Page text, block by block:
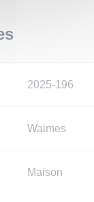
2025-196
Waimes
Maison